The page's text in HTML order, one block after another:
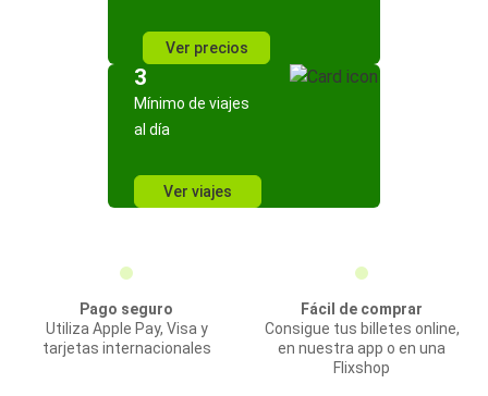
Ver precios
3
Mínimo de viajes
al día
Ver viajes
Pago seguro
Utiliza Apple Pay, Visa y
tarjetas internacionales
Fácil de comprar
Consigue tus billetes online,
en nuestra app o en una
Flixshop